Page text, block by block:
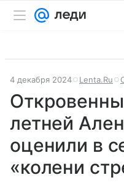
4 декабря 2024 Lenta.Ru
летней
оценили в
«колени